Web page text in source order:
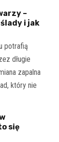
–
i jak
potrafią
długie
zapalna
który nie
się